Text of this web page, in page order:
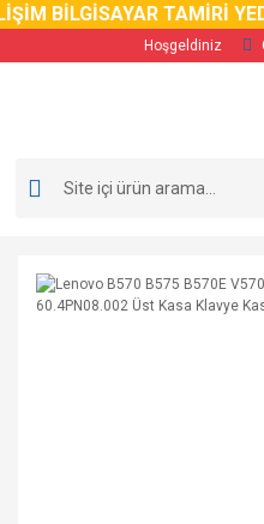
BİLGİSAYAR TAMİRİ
Hoşgeldiniz